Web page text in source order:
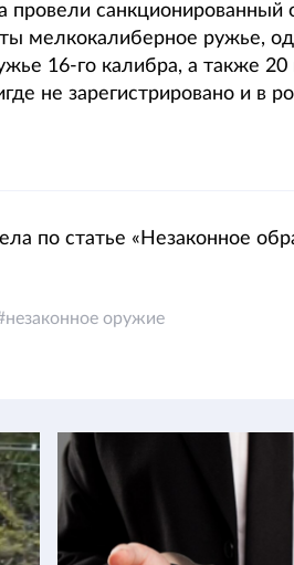
провели санкционированный
мелкокалиберное ружье,
16-го калибра, а также 20
не зарегистрировано и в
по статье «Незаконное
незаконное оружие